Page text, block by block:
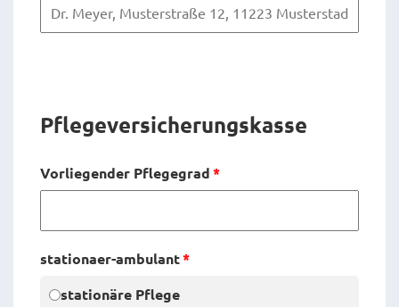
Pflege­versicher­ungs­kasse
Vorliegender Pflegegrad*
stationaer-ambulant*
stationäre Pflege